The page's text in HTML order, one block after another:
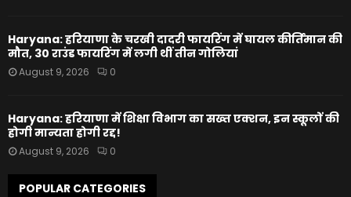
Haryana: हरियाणा के चरखी दादरी फायरिंग में घायल कीर्तिमान की
मौत, 30 राउंड फायरिंग में लगी थीं तीन गोलियां
August 9, 2026 0
Haryana: हरियाणा में शिक्षा विभाग का सख्त एक्शन, इन स्कूलों की
होगी मान्यता होगी रद्द!
August 9, 2026 0
POPULAR CATEGORIES